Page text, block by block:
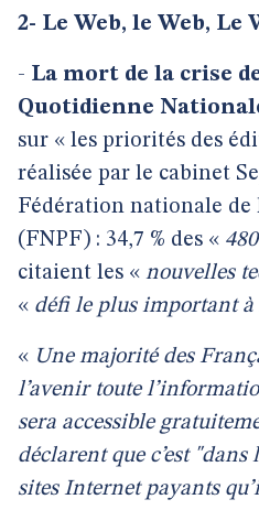
2- Le Web, le Web, Le
- La mort de la crise
Quotidienne
sur « les priorités des
réalisée par le cabinet
Fédération nationale de
(FNPF) : 34,7 % des «
citaient les « nouvelles
« défi le plus important à
« Une majorité des
l’avenir toute
sera accessible
déclarent que c’est
sites Internet payants